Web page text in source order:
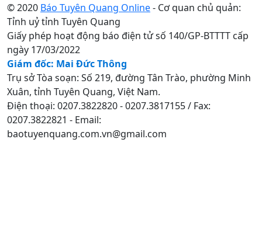
© 2020 Báo Tuyên Quang Online- Cơ quan chủ quản:
Tỉnh uỷ tỉnh Tuyên Quang
Giấy phép hoạt động báo điện tử số 140/GP-BTTTT cấp
ngày 17/03/2022
Giám đốc: Mai Đức Thông
Trụ sở Tòa soạn: Số 219, đường Tân Trào, phường Minh
Xuân, tỉnh Tuyên Quang, Việt Nam.
Điện thoại: 0207.3822820 - 0207.3817155 / Fax:
0207.3822821 - Email:
baotuyenquang.com.vn@gmail.com